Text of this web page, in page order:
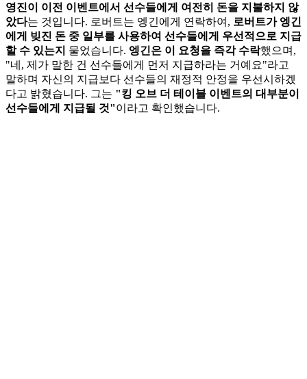
영진이 이전 이벤트에서 선수들에게 여전히 돈을 지불하지 않
았다는 것입니다. 로버트는 엥긴에게 연락하여, 로버트가 엥긴
에게 빚진 돈 중 일부를 사용하여 선수들에게 우선적으로 지급
할 수 있는지 물었습니다. 엥긴은 이 요청을 즉각 수락했으며,
"네, 제가 말한 건 선수들에게 먼저 지급하라는 거예요"라고
말하며 자신의 지급보다 선수들의 재정적 안정을 우선시하겠
다고 밝혔습니다. 그는 "킹 오브 더 테이블 이벤트의 대부분이
선수들에게 지급될 것"이라고 확인했습니다.